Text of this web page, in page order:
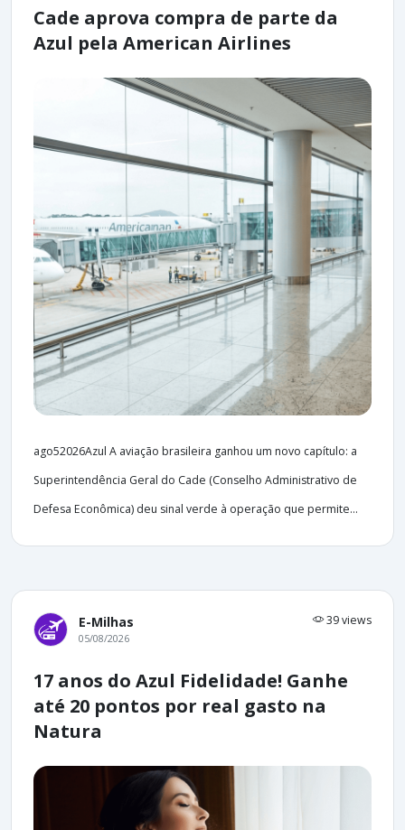
Cade aprova compra de parte da
Azul pela American Airlines
ago52026Azul A aviação brasileira ganhou um novo capítulo: a
Superintendência Geral do Cade (Conselho Administrativo de
Defesa Econômica) deu sinal verde à operação que permite...
E-Milhas 39 views
05/08/2026
17 anos do Azul Fidelidade! Ganhe
até 20 pontos por real gasto na
Natura